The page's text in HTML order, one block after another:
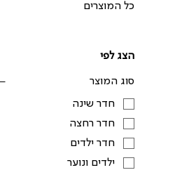
כל המוצרים
הצג לפי
סוג המוצר
חדר שינה
חדר רחצה
חדר ילדים
ילדים ונוער